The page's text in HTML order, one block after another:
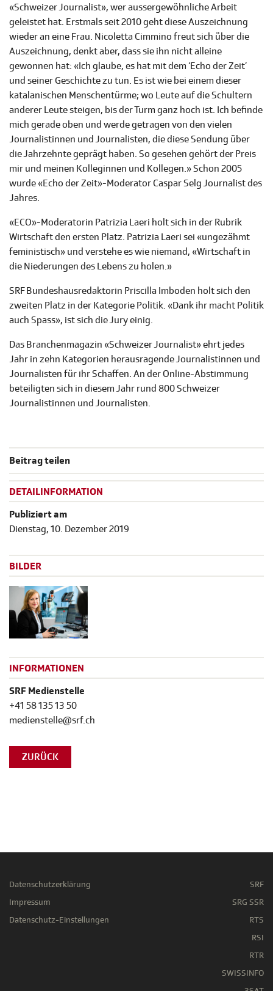
«Schweizer Journalist», wer aussergewöhnliche Arbeit
geleistet hat. Erstmals seit 2010 geht diese Auszeichnung
wieder an eine Frau. Nicoletta Cimmino freut sich über die
Auszeichnung, denkt aber, dass sie ihn nicht alleine
gewonnen hat: «Ich glaube, es hat mit dem ‘Echo der Zeit’
und seiner Geschichte zu tun. Es ist wie bei einem dieser
katalanischen Menschentürme; wo Leute auf die Schultern
anderer Leute steigen, bis der Turm ganz hoch ist. Ich befinde
mich gerade oben und werde getragen von den vielen
Journalistinnen und Journalisten, die diese Sendung über
die Jahrzehnte geprägt haben. So gesehen gehört der Preis
mir und meinen Kolleginnen und Kollegen.» Schon 2005
wurde «Echo der Zeit»-Moderator Caspar Selg Journalist des
Jahres.
«ECO»-Moderatorin Patrizia Laeri holt sich in der Rubrik
Wirtschaft den ersten Platz. Patrizia Laeri sei «ungezähmt
feministisch» und verstehe es wie niemand, «Wirtschaft in
die Niederungen des Lebens zu holen.»
SRF Bundeshausredaktorin Priscilla Imboden holt sich den
zweiten Platz in der Kategorie Politik. «Dank ihr macht Politik
auch Spass», ist sich die Jury einig.
Das Branchenmagazin «Schweizer Journalist» ehrt jedes
Jahr in zehn Kategorien herausragende Journalistinnen und
Journalisten für ihr Schaffen. An der Online-Abstimmung
beteiligten sich in diesem Jahr rund 800 Schweizer
Journalistinnen und Journalisten.
Beitrag teilen
DETAILINFORMATION
Publiziert am
Dienstag, 10. Dezember 2019
BILDER
INFORMATIONEN
SRF Medienstelle
+41 58 135 13 50
medienstelle@srf.ch
ZURÜCK
Datenschutzerklärung
Impressum
Datenschutz-Einstellungen
SRF
SRG SSR
RTS
RSI
RTR
SWISSINFO